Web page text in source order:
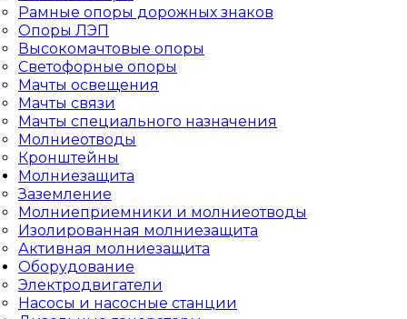
Рамные опоры дорожных знаков
Опоры ЛЭП
Высокомачтовые опоры
Светофорные опоры
Мачты освещения
Мачты связи
Мачты специального назначения
Молниеотводы
Кронштейны
Молниезащита
Заземление
Молниеприемники и молниеотводы
Изолированная молниезащита
Активная молниезащита
Оборудование
Электродвигатели
Насосы и насосные станции